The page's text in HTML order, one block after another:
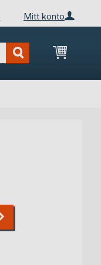
Mitt konto
Min